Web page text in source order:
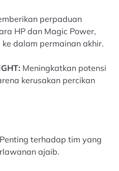
perpaduan
HP dan Magic Power,
dalam permainan akhir.
Meningkatkan potensi
kerusakan percikan
Penting terhadap tim yang
ajaib.